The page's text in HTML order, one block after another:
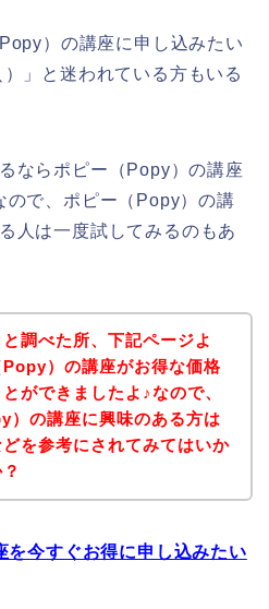
）の講座に申し込みたい
」と迷われている方もいる
ならポピー（Popy）の講座
ので、ポピー（Popy）の講
人は一度試してみるのもあ
調べた所、下記ページよ
Popy）の講座がお得な価格
ができましたよ♪なので、
）の講座に興味のある方は
を参考にされてみてはいか
今すぐお得に申し込みたい